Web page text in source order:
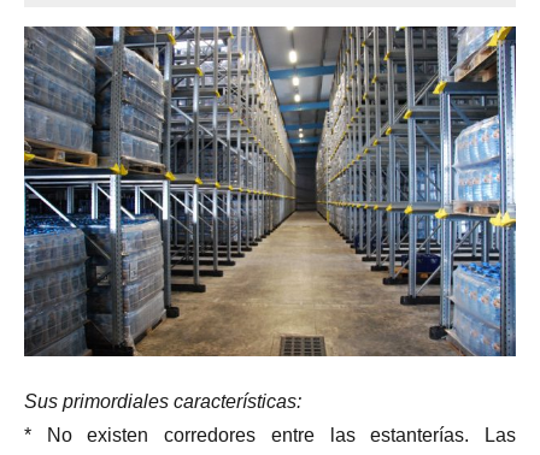
Sus primordiales características:
* No existen corredores entre las estanterías. Las